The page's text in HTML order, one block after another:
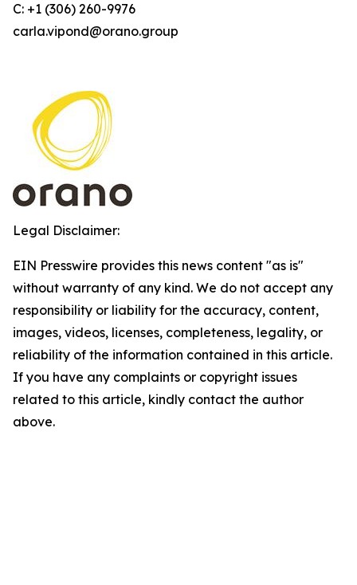
C: +1 (306) 260-9976
carla.vipond@orano.group
Legal Disclaimer:
EIN Presswire provides this news content "as is"
without warranty of any kind. We do not accept any
responsibility or liability for the accuracy, content,
images, videos, licenses, completeness, legality, or
reliability of the information contained in this article.
If you have any complaints or copyright issues
related to this article, kindly contact the author
above.